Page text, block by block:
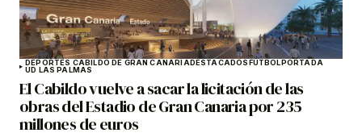
DEPORTES CABILDO DE GRAN CANARIADESTACADOSFÚTBOLPORTADA
UD LAS PALMAS
El Cabildo vuelve a sacar la licitación de las
obras del Estadio de Gran Canaria por 235
millones de euros